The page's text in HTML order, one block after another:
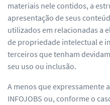
materiais nele contidos, a
apresentação de seus
utilizados em relacionadas a
de propriedade intelectual e
terceiros que tenham
seu uso ou inclusão.
A menos que expressamente
INFOJOBS ou, conforme o